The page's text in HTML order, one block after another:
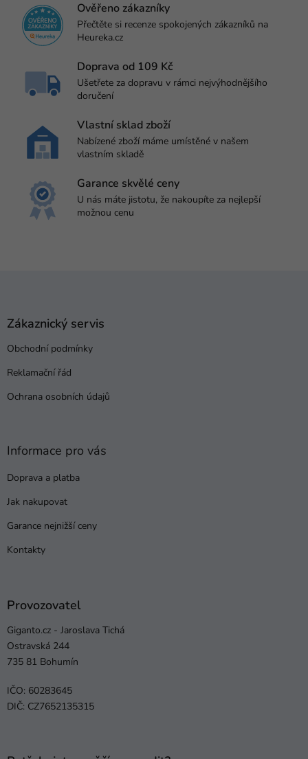
Ověřeno zákazníky
Přečtěte si recenze spokojených zákazníků na
Heureka.cz
Doprava od 109 Kč
Ušetřete za dopravu v rámci nejvýhodnějšího
doručení
Vlastní sklad zboží
Nabízené zboží máme umístěné v našem
vlastním skladě
Garance skvělé ceny
U nás máte jistotu, že nakoupíte za nejlepší
možnou cenu
Zákaznický servis
Obchodní podmínky
Reklamační řád
Ochrana osobních údajů
Informace pro vás
Doprava a platba
Jak nakupovat
Garance nejnižší ceny
Kontakty
Provozovatel
Giganto.cz - Jaroslava Tichá
Ostravská 244
735 81 Bohumín
IČO: 60283645
DIČ: CZ7652135315